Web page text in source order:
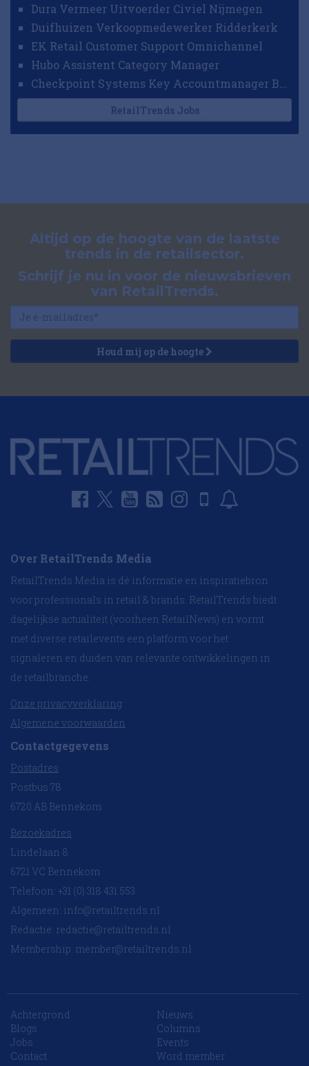
Dura Vermeer Uitvoerder Civiel Nijmegen
Duifhuizen Verkoopmedewerker Ridderkerk
EK Retail Customer Support Omnichannel
Hubo Assistent Category Manager
RetailTrends Jobs
Altijd op de hoogte van de laatste
trends in de retailsector.
Schrijf je nu in voor de nieuwsbrieven
van RetailTrends.
Houd mij op de hoogte
Over RetailTrends Media
RetailTrends Media is dé informatie en inspiratiebron
voor professionals in retail & brands. RetailTrends biedt
dagelijkse actualiteit (voorheen RetailNews) en vormt
met diverse retailevents een platform voor het
signaleren en duiden van relevante ontwikkelingen in
de retailbranche.
Onze privacyverklaring
Algemene voorwaarden
Contactgegevens
Postadres
Postbus 78
6720 AB Bennekom
Bezoekadres
Lindelaan 8
6721 VC Bennekom
Telefoon: +31 (0) 318 431 553
Algemeen: info@retailtrends.nl
Redactie: redactie@retailtrends.nl
Membership: member@retailtrends.nl
Achtergrond
Nieuws
Blogs
Columns
Jobs
Events
Contact
Word member